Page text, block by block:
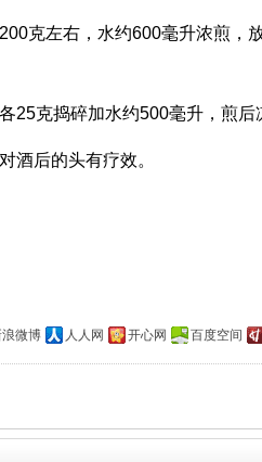
克左右，水约600毫升浓煎，
25克捣碎加水约500毫升，煎后
酒后的头有疗效。
浪微博 人人网 开心网 百度空间